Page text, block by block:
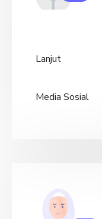
Lanjut
Media Sosial